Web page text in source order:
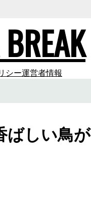
シー運営者情報
ばしい鳥が